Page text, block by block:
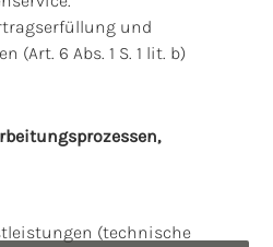
und
(Art. 6 Abs. 1 S. 1 lit. b)
(technische